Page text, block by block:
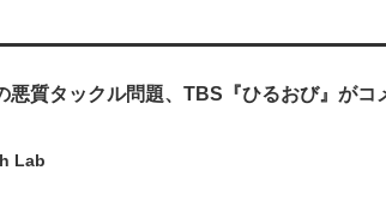
悪質タックル問題、TBS『ひるおび』がコ
Lab